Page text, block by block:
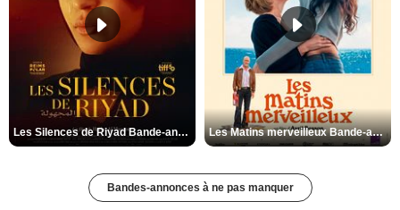
Les Silences de Riyad Bande-annonce VO STFR Les Matins merveilleux Bande-annonce VF
Bandes-annonces à ne pas manquer